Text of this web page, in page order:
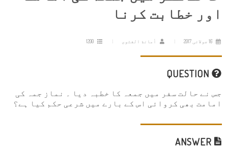
اور خطابت کرنا
16 جولائی 2017 أمانة الفتوى
جس نے حالت سفر میں جمعہ کا خطبہ دیا ۔ نماز جمہ کی
امامت بھی کروائی اس کے بارے میں شرعی حکم کیا ہے؟